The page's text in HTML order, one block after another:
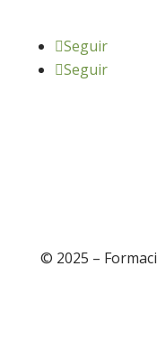
Seguir
Seguir
© 2025 –